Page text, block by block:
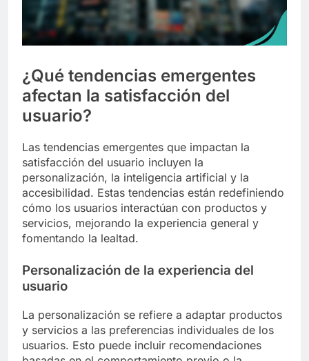
¿Qué tendencias emergentes
afectan la satisfacción del
usuario?
Las tendencias emergentes que impactan la
satisfacción del usuario incluyen la
personalización, la inteligencia artificial y la
accesibilidad. Estas tendencias están redefiniendo
cómo los usuarios interactúan con productos y
servicios, mejorando la experiencia general y
fomentando la lealtad.
Personalización de la experiencia del
usuario
La personalización se refiere a adaptar productos
y servicios a las preferencias individuales de los
usuarios. Esto puede incluir recomendaciones